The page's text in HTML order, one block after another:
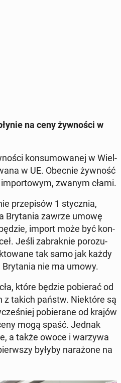
na ceny żyw­no­ści w
kon­su­mo­wa­nej w Wiel­
w UE. Obecnie żywność
zwanym cłami.
prze­pi­sów 1 stycz­nia,
Bry­ta­nia zawrze umowę
import może być kon­
Jeśli za­brak­nie po­ro­zu­
tak samo jak każdy
nie ma umowy.
które będzie po­bie­rać od
z takich państw. Nie­któ­re są
po­bie­ra­ne od krajów
mogą spaść. Jednak
a także owoce i warzywa
byłyby na­ra­żo­ne na